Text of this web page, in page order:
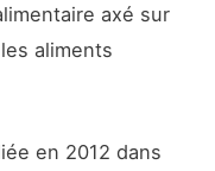
axé sur
aliments
en 2012 dans